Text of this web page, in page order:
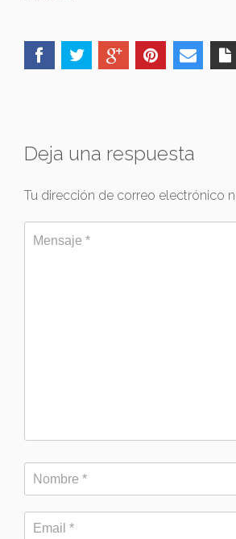
Deja una respuesta
Tu dirección de correo electrónico